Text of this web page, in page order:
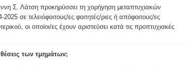
Σ. Λάτση προκηρύσσει τη χορήγηση μεταπτυχιακών
σε τελειόφοιτους/ες φοιτητές/ριες ή απόφοιτους/ες
οι οποίοι/ες έχουν αριστεύσει κατά τις προπτυχιακές
θέσεις των τμημάτων;